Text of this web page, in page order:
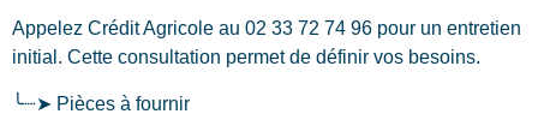
Appelez Crédit Agricole au 02 33 72 74 96 pour un entretien
initial. Cette consultation permet de définir vos besoins.
╰┈➤ Pièces à fournir